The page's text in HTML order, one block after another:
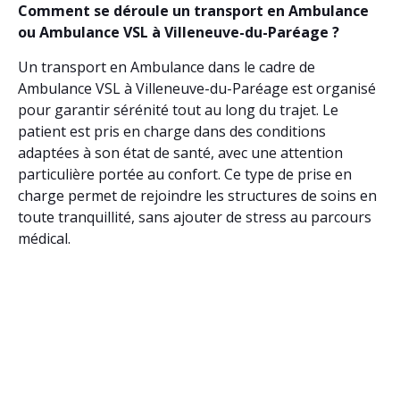
Comment se déroule un transport en Ambulance
ou Ambulance VSL à Villeneuve-du-Paréage ?
Un transport en Ambulance dans le cadre de
Ambulance VSL à Villeneuve-du-Paréage est organisé
pour garantir sérénité tout au long du trajet. Le
patient est pris en charge dans des conditions
adaptées à son état de santé, avec une attention
particulière portée au confort. Ce type de prise en
charge permet de rejoindre les structures de soins en
toute tranquillité, sans ajouter de stress au parcours
médical.